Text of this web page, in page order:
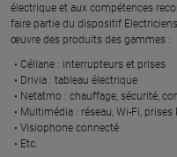
électrique et aux compétences
faire partie du dispositif
œuvre des produits des gammes : ​
Céliane : interrupteurs et prises ​
Drivia : tableau électrique ​
Netatmo : chauffage, sécurité,
Multimédia : réseau, Wi-Fi, prises
Visiophone connecté​
Etc.​